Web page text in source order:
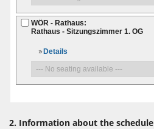
WÖR - Rathaus:
Rathaus - Sitzungszimmer 1. OG
Details
2. Information about the schedule